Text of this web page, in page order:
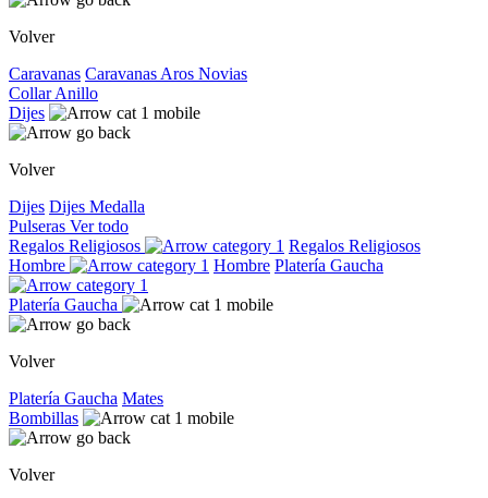
Volver
Caravanas Caravanas Aros Novias
CollarAnillo
Dijes
Volver
Dijes Dijes Medalla
Pulseras Ver todo
Regalos Religiosos
Regalos Religiosos
Hombre
Hombre Platería Gaucha
Platería Gaucha
Volver
Platería Gaucha Mates
Bombillas
Volver